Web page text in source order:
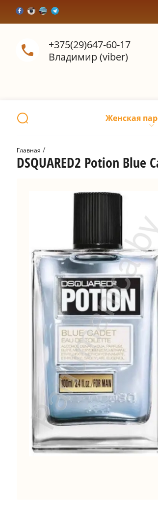
+375(29)647-60-17
Владимир (viber)
Женская
Главная /
DSQUARED2 Potion Blue